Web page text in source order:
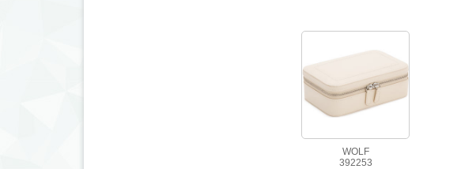
WOLF
392253